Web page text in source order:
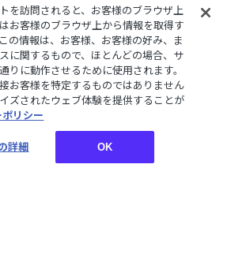
猫屋
【Welcome Voice】今
宵、××と夢を見る。 コン
プリートセット
を訪問されると、お客様のブラウザ上
お客様のブラウザ上から情報を取得す
の情報は、お客様、お客様の好み、ま
に関するもので、ほとんどの場合、サ
りに動作させるために使用されます。
お客様を特定するものではありません
ズされたウェブ体験を提供することが
リシー
詳細 OK